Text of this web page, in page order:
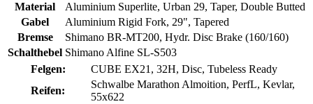
Material
Aluminium Superlite, Urban 29, Taper, Double Butted
Gabel
Aluminium Rigid Fork, 29", Tapered
Bremse
Shimano BR-MT200, Hydr. Disc Brake (160/160)
Schalthebel Shimano Alfine SL-S503
Felgen:
CUBE EX21, 32H, Disc, Tubeless Ready
Reifen:
Schwalbe Marathon Almoition, PerfL, Kevlar,
55x622